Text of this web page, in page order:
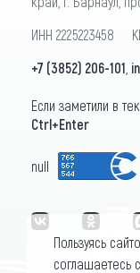
ИНН 2225223458
+7 (3852) 206-101
Если заметили в
Ctrl+Enter
null
Пользуясь
соглашаетесь